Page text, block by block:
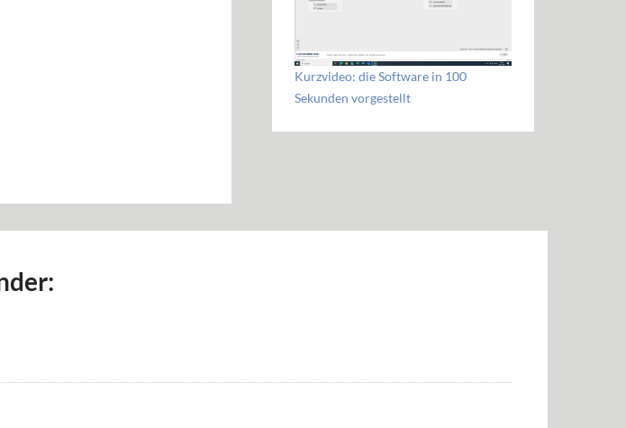
Kurzvideo: die Software in 100
Sekunden vorgestellt